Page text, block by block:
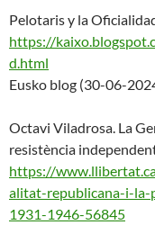
Pelotaris y la
https://
d.html
Eusko blog (30-06-
Octavi Viladrosa. La
resistència
https://
alitat-republicana-i-la-
1931-1946-56845